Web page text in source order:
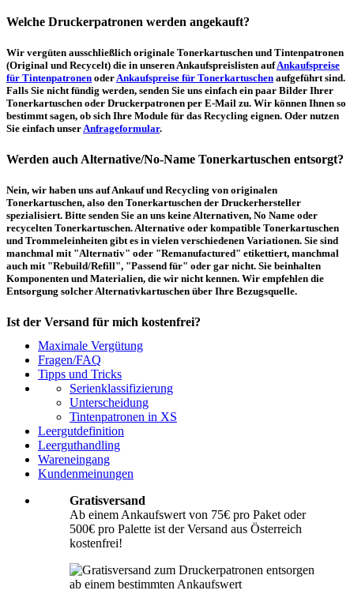
Welche Druckerpatronen werden angekauft?
Wir vergüten ausschließlich originale Tonerkartuschen und Tintenpatronen
(Original und Recycelt) die in unseren Ankaufspreislisten aufAnkaufspreise
für Tintenpatronen oder Ankaufspreise für Tonerkartuschen aufgeführt sind.
Falls Sie nicht fündig werden, senden Sie uns einfach ein paar Bilder Ihrer
Tonerkartuschen oder Druckerpatronen per E-Mail zu. Wir können Ihnen so
bestimmt sagen, ob sich Ihre Module für das Recycling eignen. Oder nutzen
Sie einfach unser Anfrageformular.
Werden auch Alternative/No-Name Tonerkartuschen entsorgt?
Nein, wir haben uns auf Ankauf und Recycling von originalen
Tonerkartuschen, also den Tonerkartuschen der Druckerhersteller
spezialisiert. Bitte senden Sie an uns keine Alternativen, No Name oder
recycelten Tonerkartuschen. Alternative oder kompatible Tonerkartuschen
und Trommeleinheiten gibt es in vielen verschiedenen Variationen. Sie sind
manchmal mit "Alternativ" oder "Remanufactured" etikettiert, manchmal
auch mit "Rebuild/Refill", "Passend für" oder gar nicht. Sie beinhalten
Komponenten und Materialien, die wir nicht kennen. Wir empfehlen die
Entsorgung solcher Alternativkartuschen über Ihre Bezugsquelle.
Ist der Versand für mich kostenfrei?
Ein kostenfreier Versand aus Österreich (per Paketmarke oder Abholung) ist
erst ab einem Ankaufswert von 75,00€ pro Paket bzw. 500,00€ pro Palette
möglich. Unter diesen Werten belaufen sich die Rücksendekosten auf 10,71€
pro Paket bzw. 119,00€ pro Palette (inkl. MwSt.). Diese werden vom
eingesandten Ankaufswert abgezogen. Falls Sie die o. g. Werte nicht
erreichen, empfehlen wir Ihnen den Versand auf eigene Kosten! Unter
Versand können Sie den Versandablauf beginnen.
Wie muss ich die Kartuschen und Patronen verpacken?
sich um hochempfindliche Konstruktionen. Daher ist es wichtig, dass Sie für
eine sichere Transportverpackung sorgen. Die Verpackung muss den Inhalt
der Sendung gegen Beanspruchungen, denen sie normalerweise während des
Versandes ausgesetzt ist (z.B. durch Druck, Stoß, Fall oder Vibration) sicher
Informationen hierzu finden Sie unter Richtig packen.
Maximale Vergütung
Fragen/FAQ
Tipps und Tricks
Serienklassifizierung
Unterscheidung
Tintenpatronen in XS
Leergutdefinition
Leerguthandling
Wareneingang
Kundenmeinungen
Gratisversand
Ab einem Ankaufswert von 75€ pro Paket oder
500€ pro Palette ist der Versand aus Österreich
kostenfrei!